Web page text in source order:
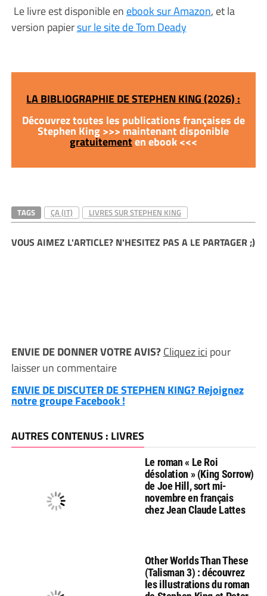
Le livre est disponible en ebook sur Amazon, et la
version papiersur le site de Tom Deady
LA BIBLIOGRAPHIE DE STEPHEN KING (2026) :
Découvrez toutes les publications françaises de
Stephen King >>> maintenant disponible
gratuitementen ebook <<<
TAGS ÇA (IT) LIVRES SUR STEPHEN KING
VOUS AIMEZ L'ARTICLE? N'HESITEZ PAS A LE PARTAGER ;)
ENVIE DE DONNER VOTRE AVIS?Cliquez ici pour
laisser un commentaire
ENVIE DE DISCUTER DE STEPHEN KING? Rejoignez
notre groupe Facebook !
AUTRES CONTENUS : LIVRES
Le roman « Le Roi
désolation » (King Sorrow)
de Joe Hill, sort mi-
novembre en français
chez Jean Claude Lattes
Other Worlds Than These
(Talisman 3) : découvrez
les illustrations du roman